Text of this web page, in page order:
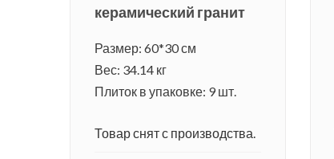
керамический гранит
Размер: 60*30 см
Вес: 34.14 кг
Плиток в упаковке: 9 шт.
Товар снят с производства.